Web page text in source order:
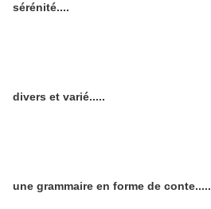
sérénité....
divers et varié.....
une grammaire en forme de conte.....